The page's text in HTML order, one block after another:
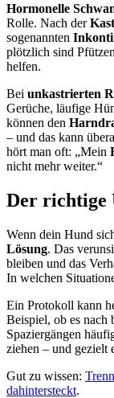
Hormonelle
Rolle. Nach der
sogenannten
plötzlich sind
helfen.
Bei unkastrierten
Gerüche, läufige
können den
– und das kann
hört man oft: „Mein
nicht mehr weiter.“
Der richtige
Wenn dein Hund
Lösung. Das
bleiben und das
In welchen
Ein Protokoll kann
Beispiel, ob es nach
Spaziergängen
ziehen – und gezielt
Gut zu wissen:
dahintersteckt.